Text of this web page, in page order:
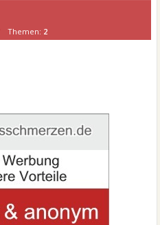
Themen: 2